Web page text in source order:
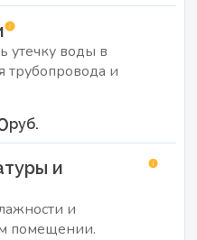
утечку воды в
трубопровода и
руб.
и
и
помещении.